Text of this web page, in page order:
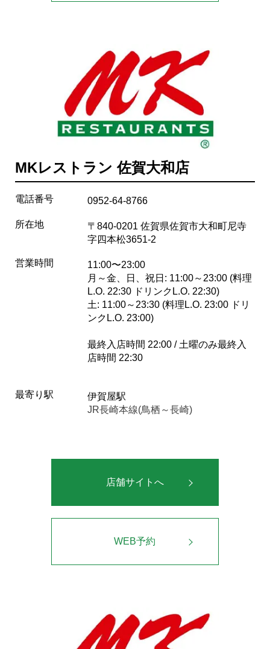
MKレストラン 佐賀大和店
電話番号 0952-64-8766
所在地
〒840-0201 佐賀県佐賀市大和町尼寺
字四本松3651-2
営業時間
11:00〜23:00
月～金、日、祝日: 11:00～23:00 (料理
L.O. 22:30 ドリンクL.O. 22:30)
土: 11:00～23:30 (料理L.O. 23:00 ドリ
ンクL.O. 23:00)
最終入店時間 22:00 / 土曜のみ最終入
店時間 22:30
最寄り駅
伊賀屋駅
JR長崎本線(鳥栖～長崎)
店舗サイトへ
WEB予約